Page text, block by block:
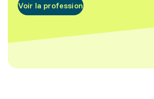
Voir la profession